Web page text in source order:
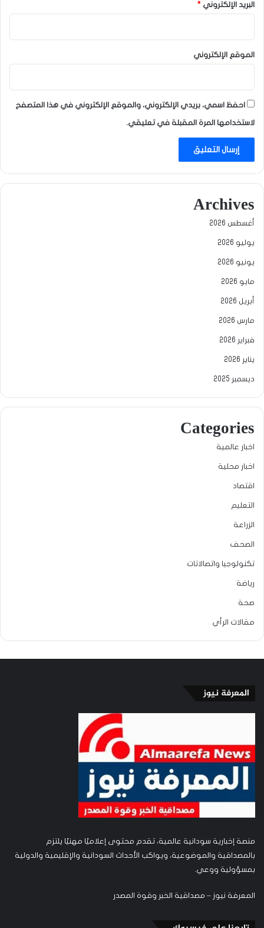
البريد الإلكتروني *
الموقع الإلكتروني
احفظ اسمي، بريدي الإلكتروني، والموقع الإلكتروني في هذا المتصفح
لاستخدامها المرة المقبلة في تعليقي.
Archives
أغسطس 2026
يوليو 2026
يونيو 2026
مايو 2026
أبريل 2026
مارس 2026
فبراير 2026
يناير 2026
ديسمبر 2025
Categories
اخبار عالمية
اخبار محلية
اقتصاد
التعليم
الزراعة
الصحف
تكنولوجيا واتصالاتات
رياضة
صحة
مقالات الرأي
المعرفة نيوز
منصة إخبارية سودانية عالمية، تقدم محتوى إعلاميًا مهنيًا يلتزم
بالمصداقية والموضوعية، ويواكب الأحداث السودانية والإقليمية والدولية
بمسؤولية ووعي.
المعرفة نيوز – مصداقية الخبر وقوة المصدر